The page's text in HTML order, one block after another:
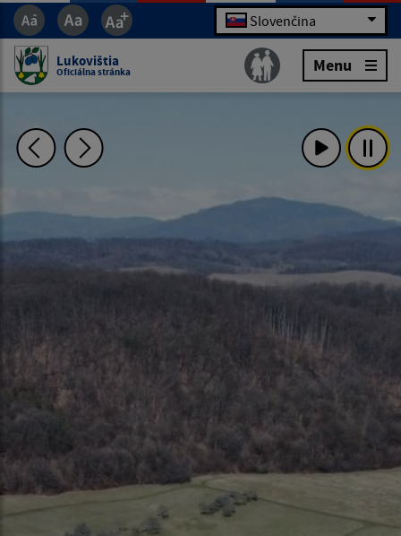
Slovenčina
Lukovištia
Oficiálna stránka Menu